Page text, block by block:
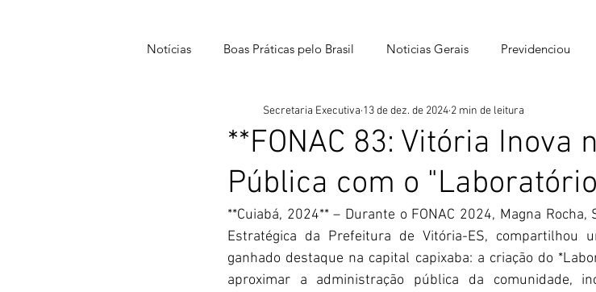
Notícias Boas Práticas pelo Brasil Noticias Gerais Previdenciou
FONAC 85 VITÓRIA FONAC86BSB FONAC 84 DESTAQUES
**FONAC 83: Vitória Inova
Pública com o
Secretaria Executiva 13 de dez. de 2024 2 min de leitura
**Cuiabá, 2024** – Durante o FONAC 2024, Magna
Estratégica da Prefeitura de Vitória-ES, compartilhou
ganhado destaque na capital capixaba: a criação do
aproximar a administração pública da comunidade,